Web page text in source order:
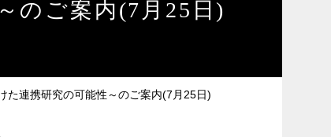
のご案内(7月25日)
た連携研究の可能性～のご案内(7月25日)